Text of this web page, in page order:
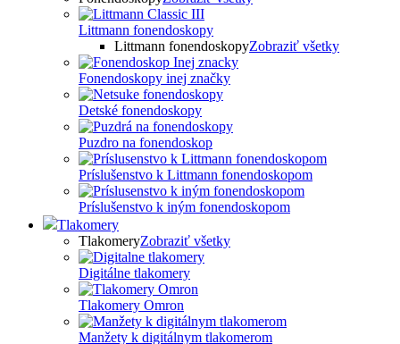
Littmann fonendoskopy
Littmann fonendoskopyZobraziť všetky
Fonendoskopy inej značky
Detské fonendoskopy
Puzdro na fonendoskop
Príslušenstvo k Littmann fonendoskopom
Príslušenstvo k iným fonendoskopom
Tlakomery
TlakomeryZobraziť všetky
Digitálne tlakomery
Tlakomery Omron
Manžety k digitálnym tlakomerom